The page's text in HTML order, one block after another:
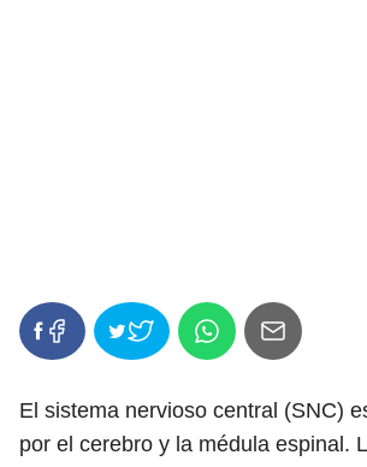
El sistema nervioso central (SNC)
por el cerebro y la médula espinal.